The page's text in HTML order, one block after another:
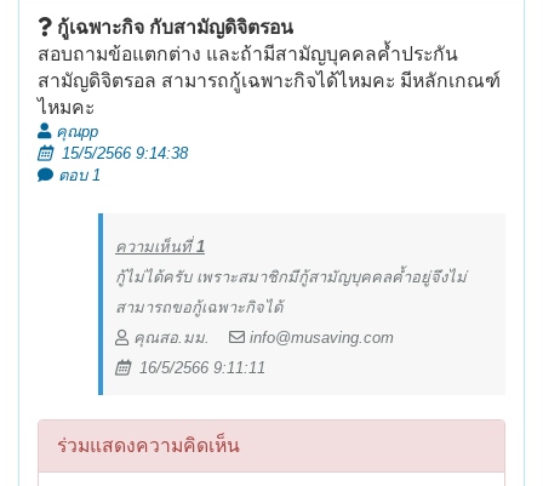
กู้เฉพาะกิจ กับสามัญดิจิตรอน
สอบถามข้อแตกต่าง และถ้ามีสามัญบุคคลค้ำประกัน
สามัญดิจิตรอล สามารถกู้เฉพาะกิจได้ไหมคะ มีหลักเกณฑ์
ไหมคะ
คุณpp
15/5/2566 9:14:38
ตอบ 1
ความเห็นที่1
กู้ไม่ได้ครับ เพราะสมาชิกมีกู้สามัญบุคคลค้ำอยู่จึงไม่
สามารถขอกู้เฉพาะกิจได้
คุณสอ.มม.
info@musaving.com
16/5/2566 9:11:11
ร่วมแสดงความคิดเห็น